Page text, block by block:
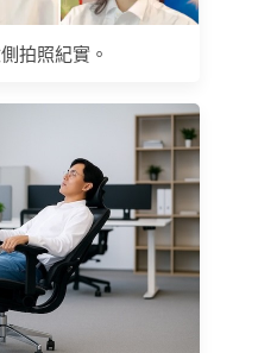
拍照紀實。